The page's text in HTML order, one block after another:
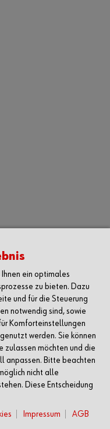
ein optimales
zu bieten. Dazu
und für die Steuerung
notwendig sind, sowie
Komforteinstellungen
werden. Sie können
zulassen möchten und die
anpassen. Bitte beachten
nicht alle
Diese Entscheidung
Impressum AGB